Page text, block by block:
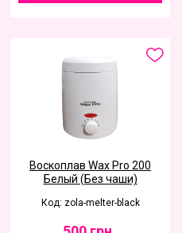
Воскоплав Wax Pro 200
Белый (Без чаши)
Код: zola-melter-black